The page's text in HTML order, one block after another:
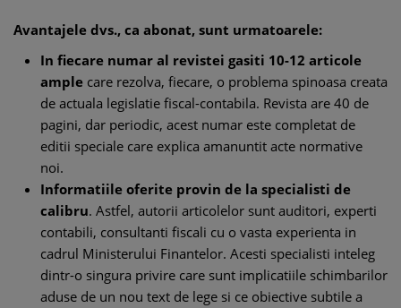
Avantajele dvs., ca abonat, sunt urmatoarele:
In fiecare numar al revistei gasiti 10-12 articole
ample care rezolva, fiecare, o problema spinoasa creata
de actuala legislatie fiscal-contabila. Revista are 40 de
pagini, dar periodic, acest numar este completat de
editii speciale care explica amanuntit acte normative
noi.
Informatiile oferite provin de la specialisti de
calibru. Astfel, autorii articolelor sunt auditori, experti
contabili, consultanti fiscali cu o vasta experienta in
cadrul Ministerului Finantelor. Acesti specialisti inteleg
dintr-o singura privire care sunt implicatiile schimbarilor
aduse de un nou text de lege si ce obiective subtile a